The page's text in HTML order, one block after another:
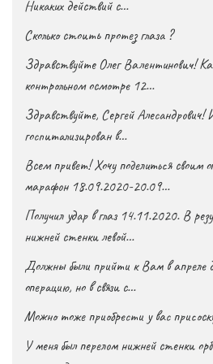
Никаких действий с…
Сколько стоить протез глаза ?
Здравствуйте Олег Валентинович!
контрольном осмотре 12…
Здравствуйте, Сергей Алесандрович!
госпитализирован в…
Всем привет! Хочу поделиться
марафон 18.09.2020-20.09…
Получил удар в глаз 14.11.2020. В
нижней стенки левой…
Должны были прийти к Вам в апреле
операцию, но в связи с…
Можно тоже приобрести у вас
У меня был перелом нижней стенки